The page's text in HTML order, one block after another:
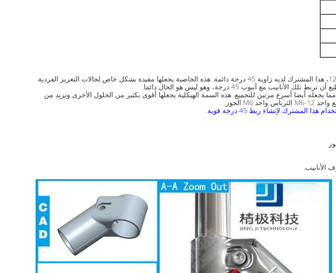
و هج-9D هو موصل معدني الزاوية المستخدمة لتعزيز اثنين من أنابيب عمودي. على عكس هج-7D، هج-12D، هذا المشترك لديه زاوية 45 درجة دائمة. هذه الخاصية يجعلها مفيدة بشكل خاص لحالات التعزيز الفردية.
أنبوب 45 درجة، وهو ليس هو الحال دائما.
أيضا أسرع مرتين للتجميع. هذه السمة الهيكلية يجعلها أقوى بكثير من الحلول الأخرى ويزيد من
المشترك لإنشاء ربط 45 درجة قوية.